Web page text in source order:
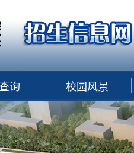
询 校园风景